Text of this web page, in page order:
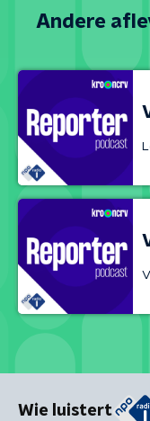
Andere
Wie luistert